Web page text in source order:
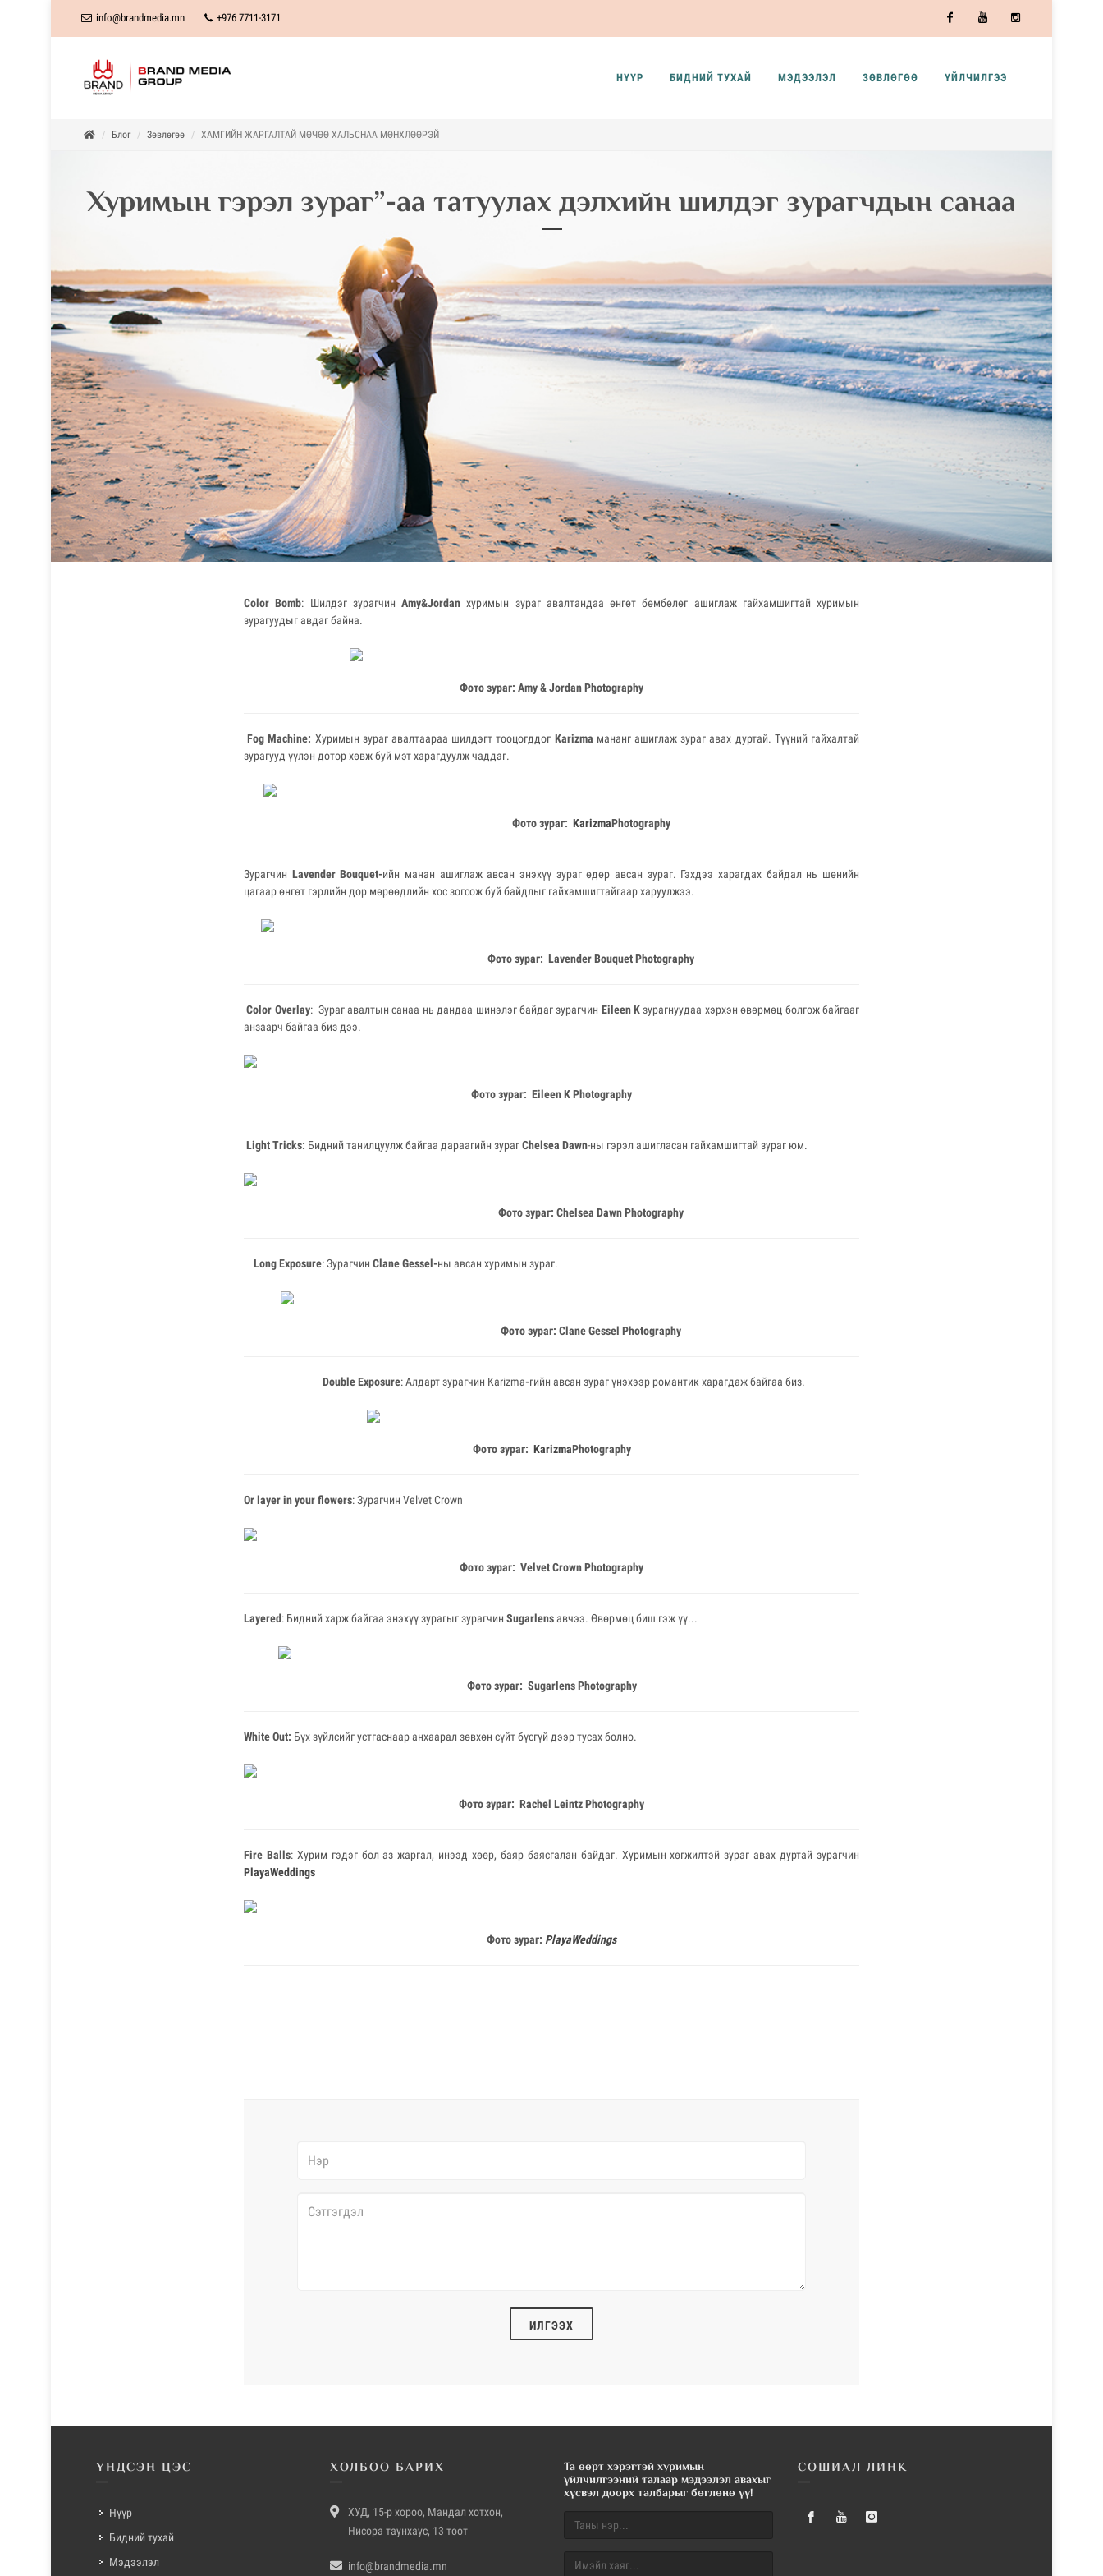
info@brandmedia.mn +976 7711-3171
НҮҮР
БИДНИЙ ТУХАЙ МЭДЭЭЛЭЛ ЗӨВЛӨГӨӨ ҮЙЛЧИЛГЭЭ
Блог Зөвлөгөө ХАМГИЙН ЖАРГАЛТАЙ МӨЧӨӨ ХАЛЬСНАА МӨНХЛӨӨРЭЙ
Хуримын гэрэл зураг”-аа татуулах дэлхийн шилдэг зурагчдын санаа
Color Bomb: Шилдэг зурагчин Amy&Jordan хуримын зураг авалтандаа өнгөт бөмбөлөг ашиглаж гайхамшигтай хуримын
зурагуудыг авдаг байна.
Фото зураг: Amy & Jordan Photography
Fog Machine: Хуримын зураг авалтаараа шилдэгт тооцогддог Karizma мананг ашиглаж зураг авах дуртай. Түүний гайхалтай
зурагууд үүлэн дотор хөвж буй мэт харагдуулж чаддаг.
Фото зураг: KarizmaPhotography
Зурагчин Lavender Bouquet-ийн манан ашиглаж авсан энэхүү зураг өдөр авсан зураг. Гэхдээ харагдах байдал нь шөнийн
цагаар өнгөт гэрлийн дор мөрөөдлийн хос зогсож буй байдлыг гайхамшигтайгаар харуулжээ.
Фото зураг: Lavender BouquetPhotography
Color Overlay: Зураг авалтын санаа нь дандаа шинэлэг байдаг зурагчин Eileen Kзурагнуудаа хэрхэн өвөрмөц болгож байгааг
анзаарч байгаа биз дээ.
Фото зураг: Eileen KPhotography
Light Tricks: Бидний танилцуулж байгаа дараагийн зурагChelsea Dawn-ны гэрэл ашигласан гайхамшигтай зураг юм.
Фото зураг: Chelsea Dawn Photography
Long Exposure: Зурагчин Clane Gessel-ны авсан хуримын зураг.
Фото зураг: Clane Gessel Photography
Double Exposure: Алдарт зурагчин Karizma-гийн авсан зураг үнэхээр романтик харагдаж байгаа биз.
Фото зураг: KarizmaPhotography
Or layer in your flowers: Зурагчин Velvet Crown
Фото зураг: Velvet Crown Photography
Layered: Бидний харж байгаа энэхүү зурагыг зурагчин Sugarlensавчээ. Өвөрмөц биш гэж үү...
Фото зураг: Sugarlens Photography
White Out: Бүх зүйлсийг устгаснаар анхаарал зөвхөн сүйт бүсгүй дээр тусах болно.
Фото зураг: Rachel Leintz Photography
Fire Balls: Хурим гэдэг бол аз жаргал, инээд хөөр, баяр баясгалан байдаг. Хуримын хөгжилтэй зураг авах дуртай зурагчин
PlayaWeddings
Фото зураг: PlayaWeddings
ИЛГЭЭХ
ҮНДСЭН ЦЭС
Нүүр
Бидний тухай
Мэдээлэл
ХОЛБОО БАРИХ
ХУД, 15-р хороо, Мандал хотхон,
Нисора таунхаус, 13 тоот
info@brandmedia.mn
Та өөрт хэрэгтэй хуримын
үйлчилгээний талаар мэдээлэл авахыг
хүсвэл доорх талбарыг бөглөнө үү!
СОШИАЛ ЛИНК